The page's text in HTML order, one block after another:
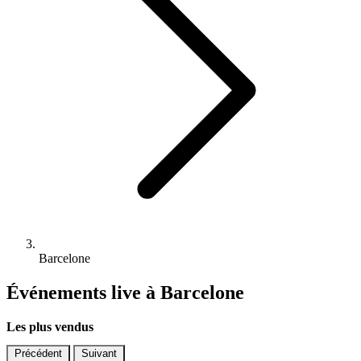
Barcelone
Événements live à Barcelone
Les plus vendus
Précédent Suivant